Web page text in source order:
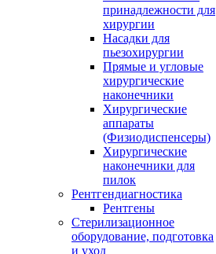
принадлежности для
хирургии
Насадки для
пьезохирургии
Прямые и угловые
хирургические
наконечники
Хирургические
аппараты
(Физиодиспенсеры)
Хирургические
наконечники для
пилок
Рентгендиагностика
Рентгены
Стерилизационное
оборудование, подготовка
и уход